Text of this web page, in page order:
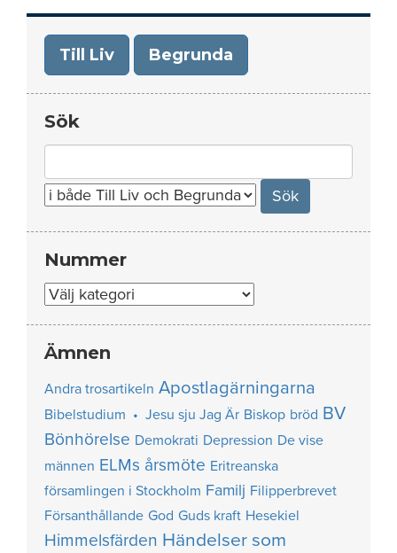
Till Liv Begrunda
Sök
for:
Nummer
Nummer
Ämnen
Andra trosartikeln Apostlagärningarna
Bibelstudium • Jesu sju Jag Är Biskop bröd BV
Bönhörelse Demokrati Depression De vise
männen ELMs årsmöte Eritreanska
församlingen i Stockholm Familj Filipperbrevet
Försanthållande God Guds kraft Hesekiel
Himmelsfärden Händelser som